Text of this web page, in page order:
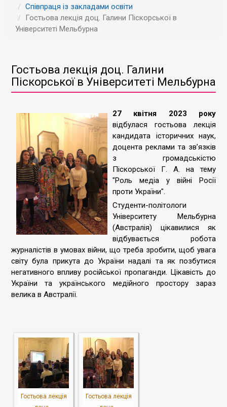
Співпраця із закладами освіти
Гостьова лекція доц. Галини Піскорської в
Університеті Мельбурна
Гостьова лекція доц. Галини
Піскорської в Університеті Мельбурна
27 квітня 2023 року
відбулася гостьова лекція
кандидата історичних наук,
доцента реклами та зв’язків
з громадськістю
Піскорської Г. А. на тему
"Роль медіа у війні Росії
проти України".
Студенти-політологи
Університету Мельбурна
(Австралія) цікавилися як
відбувається робота
журналістів в умовах війни, що треба зробити, щоб увага
світу була прикута до України надалі та як позбутися
негативного впливу російської пропаганди. Цікавість до
України та українського медійного простору зараз
велика в Австралії.
Гостьова лекція
Гостьова лекція